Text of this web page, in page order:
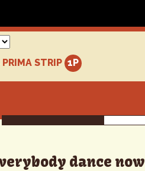
PRIMA STRIP
dance now